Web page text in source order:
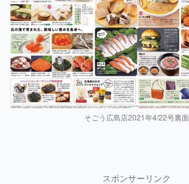
そごう広島店2021年4/22号裏面
スポンサーリンク